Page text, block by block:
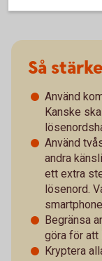
Så
Använd
Kanske
Använd
andra
ett extra
lösenord.
smartphone.
Begränsa
göra för att
Kryptera